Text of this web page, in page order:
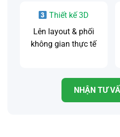
Thiết kế 3D
Lên layout & phối
không gian thực tế
NHẬN TƯ